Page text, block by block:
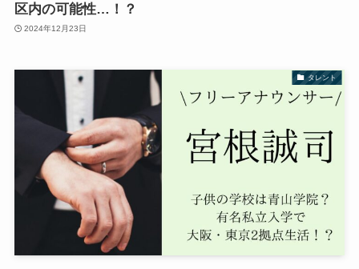
区内の可能性…！？
2024年12月23日
タレント